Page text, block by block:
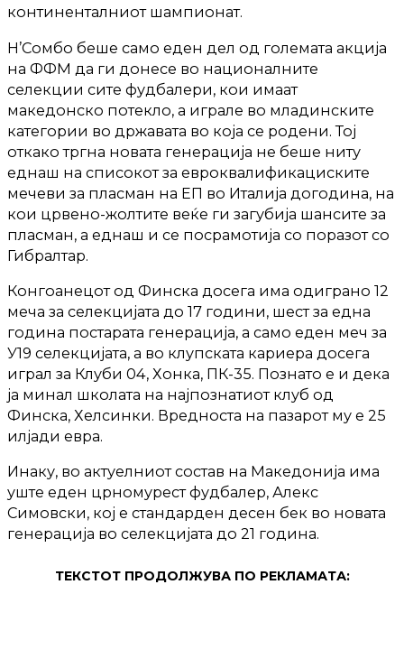
континенталниот шампионат.
Н’Сомбо беше само еден дел од големата акција
на ФФМ да ги донесе во националните
селекции сите фудбалери, кои имаат
македонско потекло, а играле во младинските
категории во државата во која се родени. Тој
откако тргна новата генерација не беше ниту
еднаш на списокот за евроквалификациските
мечеви за пласман на ЕП во Италија догодина, на
кои црвено-жолтите веќе ги загубија шансите за
пласман, а еднаш и се посрамотија со поразот со
Гибралтар.
Конгоанецот од Финска досега има одиграно 12
меча за селекцијата до 17 години, шест за една
година постарата генерација, а само еден меч за
У19 селекцијата, а во клупската кариера досега
играл за Клуби 04, Хонка, ПК-35. Познато е и дека
ја минал школата на најпознатиот клуб од
Финска, Хелсинки. Вредноста на пазарот му е 25
илјади евра.
Инаку, во актуелниот состав на Македонија има
уште еден црномурест фудбалер, Алекс
Симовски, кој е стандарден десен бек во новата
генерација во селекцијата до 21 година.
ТЕКСТОТ ПРОДОЛЖУВА ПО РЕКЛАМАТА: